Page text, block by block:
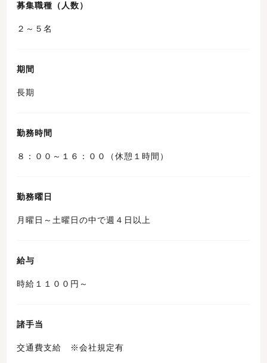
募集職種（人数）
２～５名
期間
長期
勤務時間
８：００～１６：００（休憩１時間）
勤務曜日
月曜日～土曜日の中で週４日以上
給与
時給１１００円～
諸手当
交通費支給 ※会社規定有